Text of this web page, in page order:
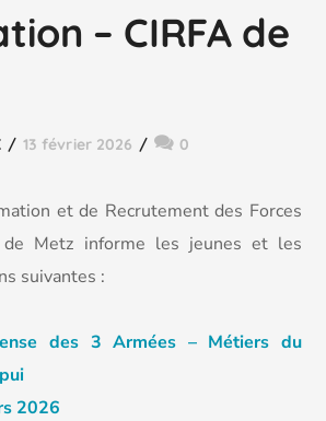
– CIRFA de
13 février 2026 0
et de Recrutement des Forces
de Metz informe les jeunes et les
suivantes :
des 3 Armées – Métiers du
2026